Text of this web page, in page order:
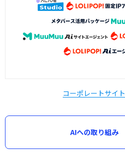
コーポレートサイト
AIへの取り組み